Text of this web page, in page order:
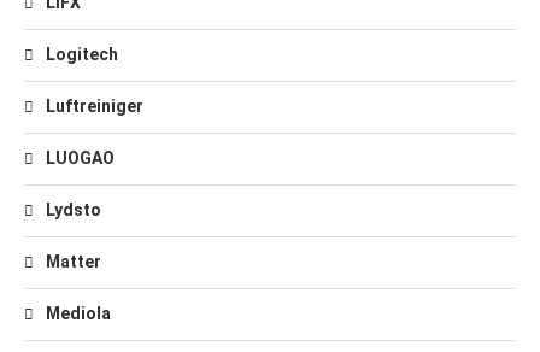
Logitech
Luftreiniger
LUOGAO
Lydsto
Matter
Mediola